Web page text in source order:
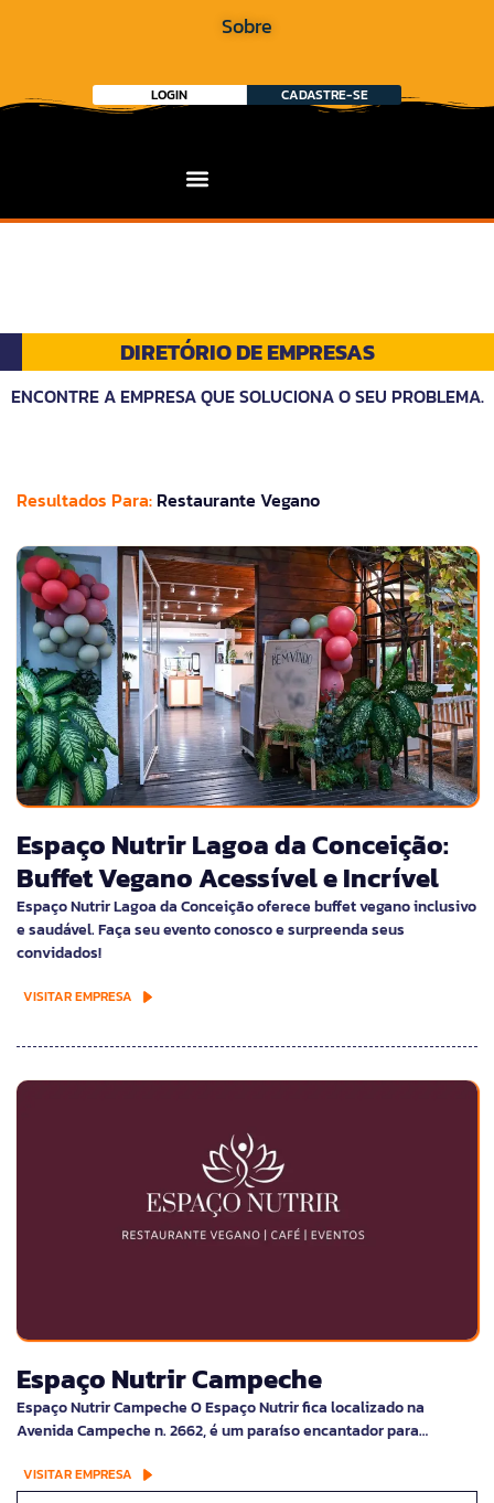
Sobre
LOGIN CADASTRE-SE
DIRETÓRIO DE EMPRESAS
ENCONTRE A EMPRESA QUE SOLUCIONA O SEU PROBLEMA.
Resultados Para: Restaurante Vegano
Espaço Nutrir Lagoa da Conceição:
Buffet Vegano Acessível e Incrível
Espaço Nutrir Lagoa da Conceição oferece buffet vegano inclusivo
e saudável. Faça seu evento conosco e surpreenda seus
convidados!
VISITAR EMPRESA
Espaço Nutrir Campeche
Espaço Nutrir Campeche O Espaço Nutrir fica localizado na
Avenida Campeche n. 2662, é um paraíso encantador para…
VISITAR EMPRESA